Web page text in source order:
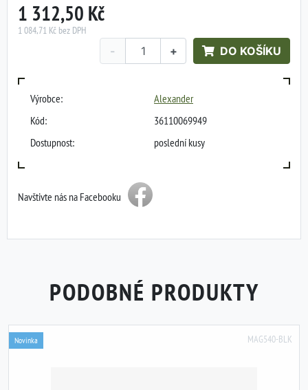
1 312,50 Kč
1 084,71 Kč bez DPH
+
- DO KOŠÍKU
Výrobce:
Alexander
Kód:
36110069949
Dostupnost:
poslední kusy
Navštivte nás na Facebooku
PODOBNÉ PRODUKTY
MAG540-BLK
Novinka